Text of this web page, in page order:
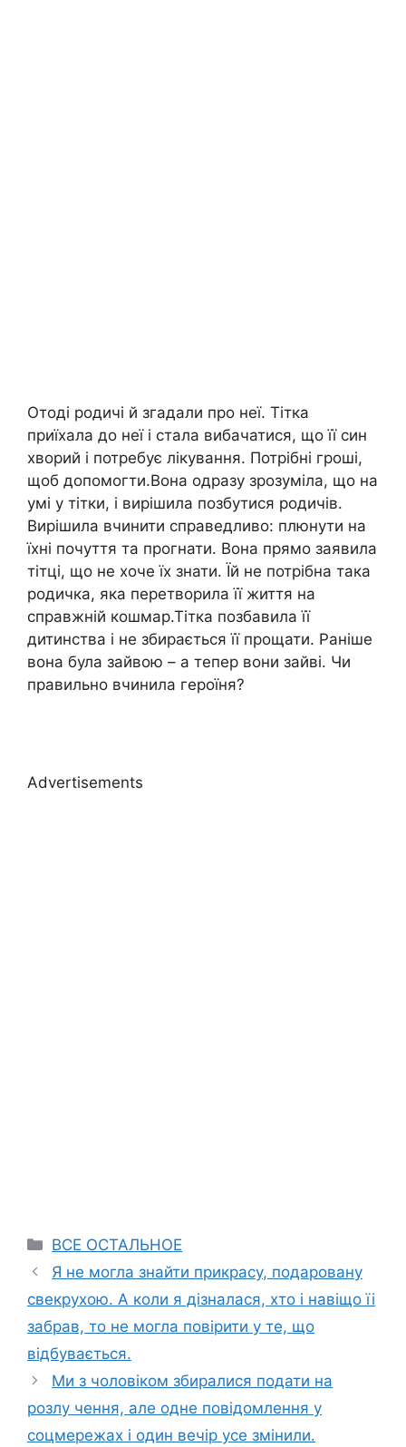
Отоді родичі й згадали про неї. Тітка
приїхала до неї і стала вибачатися, що її син
хворий і потребує лікування. Потрібні гроші,
щоб допомогти.Вона одразу зрозуміла, що на
умі у тітки, і вирішила позбутися родичів.
Вирішила вчинити справедливо: плюнути на
їхні почуття та прогнати. Вона прямо заявила
тітці, що не хоче їх знати. Їй не потрібна така
родичка, яка перетворила її життя на
справжній кошмар.Тітка позбавила її
дитинства і не збирається її прощати. Раніше
вона була зайвою – а тепер вони зайві. Чи
правильно вчинила героїня?
Advertisements
Categories
ВСЕ ОСТАЛЬНОЕ
Я не могла знайти прикрасу, подаровану
свекрухою. А коли я дізналася, хто і навіщо їі
забрав, то не могла повірити у те, що
відбувається.
Ми з чоловіком збиралися подати на
розлу чення, але одне повідомлення у
соцмережах і один вечір усе змінили.